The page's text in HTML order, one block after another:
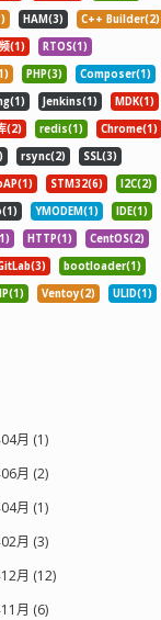
HAM(3)
C++ Builder(2)
(1)
RTOS(1)
PHP(3)
Composer(1)
Jenkins(1)
MDK(1)
(2) redis(1)
Chrome(1)
rsync(2)
SSL(3)
STM32(6)
I2C(2)
YMODEM(1)
IDE(1)
HTTP(1)
CentOS(2)
bootloader(1)
Ventoy(2)
ULID(1)
月 (1)
月 (2)
月 (1)
月 (3)
月 (12)
月 (6)